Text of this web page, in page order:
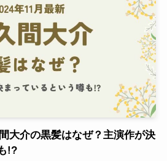
大介の黒髪はなぜ？主演作が決
!?